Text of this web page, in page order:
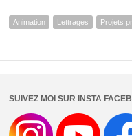
Animation Lettrages Projets
SUIVEZ MOI SUR INSTA